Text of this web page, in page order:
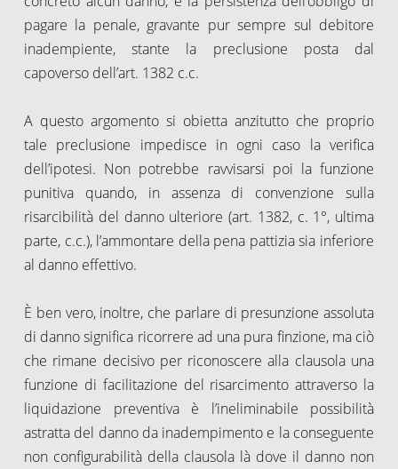
pagare la penale, gravante pur sempre sul debitore
inadempiente, stante la preclusione posta dal
capoverso dell’art. 1382 c.c.
A questo argomento si obietta anzitutto che proprio
tale preclusione impedisce in ogni caso la verifica
dell’ipotesi. Non potrebbe ravvisarsi poi la funzione
punitiva quando, in assenza di convenzione sulla
risarcibilità del danno ulteriore (art. 1382, c. 1°, ultima
parte, c.c.), l’ammontare della pena pattizia sia inferiore
al danno effettivo.
È ben vero, inoltre, che parlare di presunzione assoluta
di danno significa ricorrere ad una pura finzione, ma ciò
che rimane decisivo per riconoscere alla clausola una
funzione di facilitazione del risarcimento attraverso la
liquidazione preventiva è l’ineliminabile possibilità
astratta del danno da inadempimento e la conseguente
non configurabilità della clausola là dove il danno non